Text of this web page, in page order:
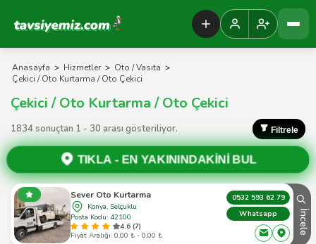
Tavsiyemiz Anasayfa
Anasayfa > Hizmetler > Oto / Vasıta >
Çekici / Oto Kurtarma / Oto Çekici
Çekici / Oto Kurtarma / Oto Çekici
1834 sonuçtan 1 - 30 arası gösteriliyor. Filtrele
TIKLA - EN YAKININDAKİNİ BUL
Sever Oto Kurtarma
Konya, Selçuklu
Posta Kodu: 42100
4.6 (7)
Fiyat Aralığı: 0,00 ₺ - 0,00 ₺
0532 593 62 79
Whatsapp
İncele